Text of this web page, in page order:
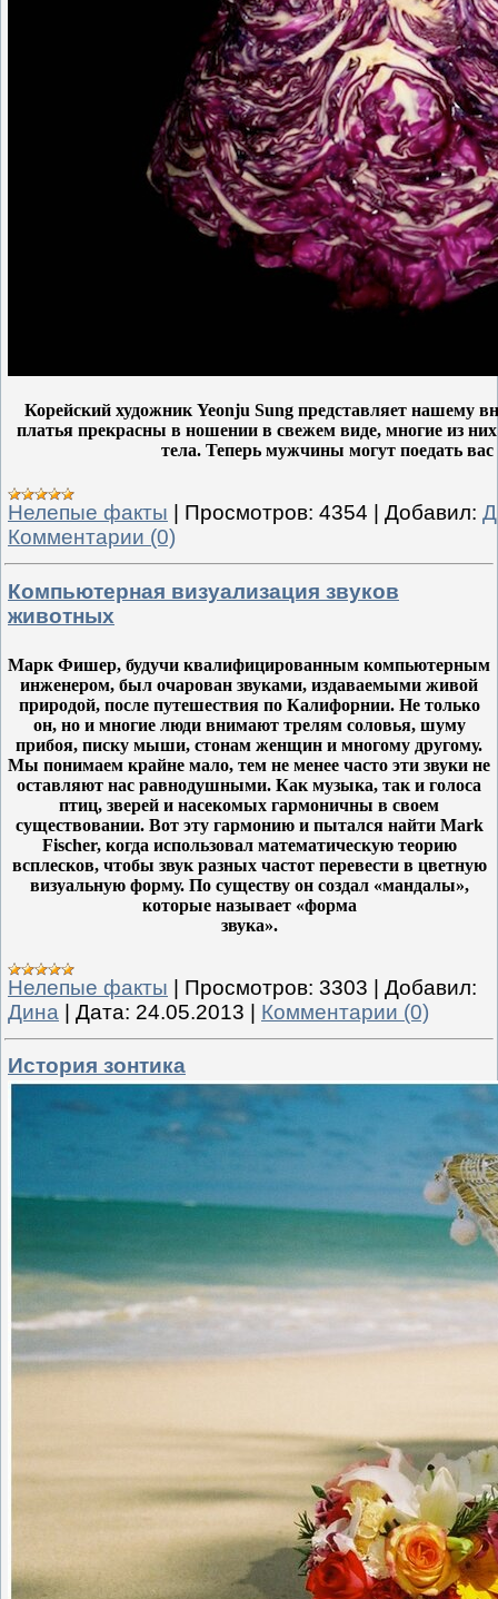
Корейский художник Yeonju Sung представляет нашему
платья прекрасны в ношении в свежем виде, многие из
тела. Теперь мужчины могут поедать вас
Нелепые факты Просмотров: 4354 Добавил:
Комментарии (0)
Компьютерная визуализация звуков
животных
Марк Фишер, будучи квалифицированным компьютерным
инженером, был очарован звуками, издаваемыми живой
природой, после путешествия по Калифорнии. Не только
он, но и многие люди внимают трелям соловья, шуму
прибоя, писку мыши, стонам женщин и многому другому.
Мы понимаем крайне мало, тем не менее часто эти звуки не
оставляют нас равнодушными. Как музыка, так и голоса
птиц, зверей и насекомых гармоничны в своем
существовании. Вот эту гармонию и пытался найти Mark
Fischer, когда использовал математическую теорию
всплесков, чтобы звук разных частот перевести в цветную
визуальную форму. По существу он создал «мандалы»,
которые называет «форма
звука».
Нелепые факты | Просмотров: 3303 | Добавил:
Дина | Дата: 24.05.2013 | Комментарии (0)
История зонтика